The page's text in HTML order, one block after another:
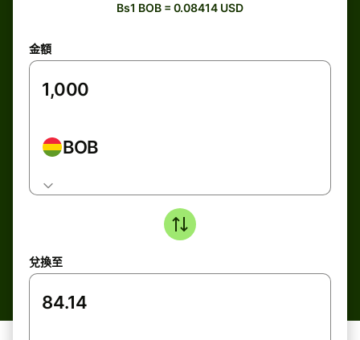
Bs1 BOB = 0.08414 USD
金額
BOB
兌換至